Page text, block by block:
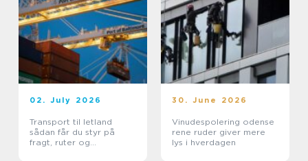
02. July 2026
Transport til letland
sådan får du styr på
fragt, ruter og
30. June 2026
Vinudespolering odense
rene ruder giver mere
lys i hverdagen